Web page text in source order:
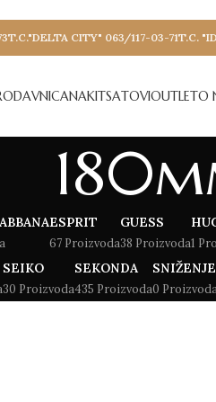
T.C."DELTA CITY" 063/117-03-71T.C.
NAKITSATOVIOUTLETO
ESPRIT
67 Proizvoda
GUESS
38 Proizvoda1
SEIKO
30 Proizvoda
SEKONDA
435 Proizvoda0 Proizvoda